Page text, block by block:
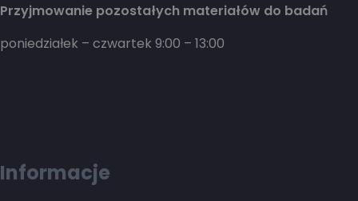
Przyjmowanie pozostałych materiałów do badań
poniedziałek – czwartek 9:00 – 13:00
Informacje